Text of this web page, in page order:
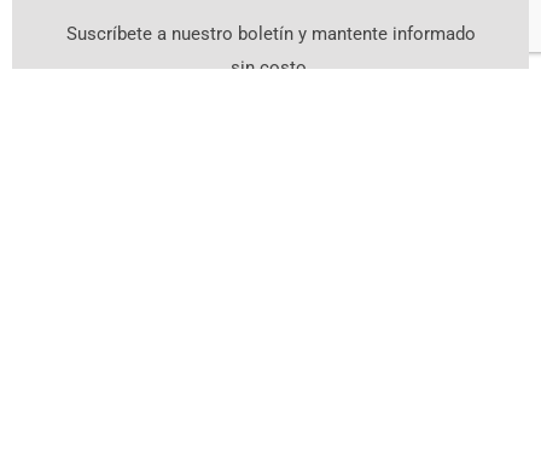
Suscríbete a nuestro boletín y mantente informado
sin costo.